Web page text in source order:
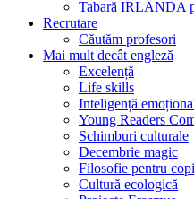
Tabară IRLANDA
Recrutare
Căutăm profesori
Mai mult decât engleză
Excelență
Life skills
Inteligență
Young Readers
Schimburi culturale
Decembrie magic
Filosofie pentru
Cultură ecologică